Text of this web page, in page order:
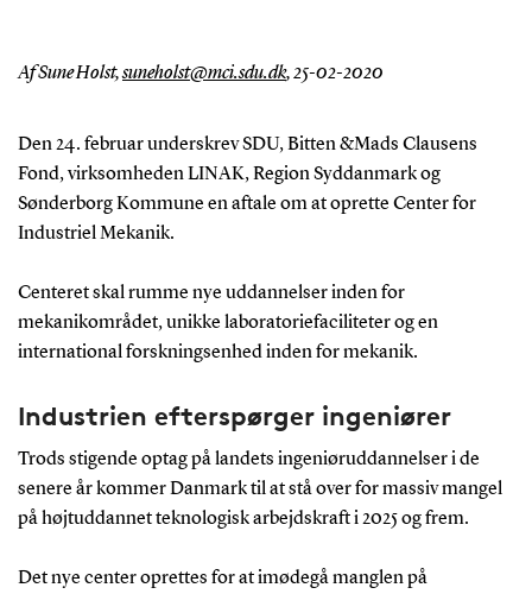
Af Sune Holst,suneholst@mci.sdu.dk,25-02-2020
Den 24. februar underskrev SDU, Bitten &Mads Clausens
Fond, virksomheden LINAK, Region Syddanmark og
Sønderborg Kommune en aftale om at oprette Center for
Industriel Mekanik.
Centeret skal rumme nye uddannelser inden for
mekanikområdet, unikke laboratoriefaciliteter og en
international forskningsenhed inden for mekanik.
Industrien efterspørger ingeniører
Trods stigende optag på landets ingeniøruddannelser i de
senere år kommer Danmark til at stå over for massiv mangel
på højtuddannet teknologisk arbejdskraft i 2025 og frem.
Det nye center oprettes for at imødegå manglen på